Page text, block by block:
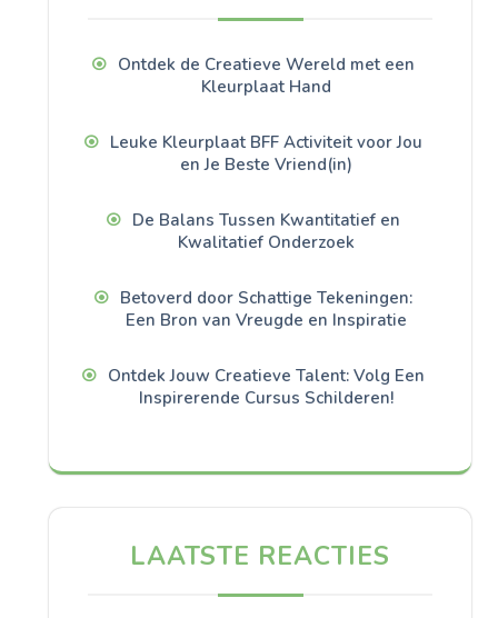
Ontdek de Creatieve Wereld met een
Kleurplaat Hand
Leuke Kleurplaat BFF Activiteit voor Jou
en Je Beste Vriend(in)
De Balans Tussen Kwantitatief en
Kwalitatief Onderzoek
Betoverd door Schattige Tekeningen:
Een Bron van Vreugde en Inspiratie
Ontdek Jouw Creatieve Talent: Volg Een
Inspirerende Cursus Schilderen!
LAATSTE REACTIES